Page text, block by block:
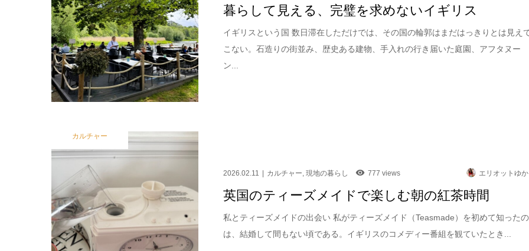
暮らして見える、完璧を求めないイギリス
イギリスという国 数日滞在しただけでは、その国の輪郭はまだはっきりとは見え
こない。石造りの街並み、歴史ある建物、手入れの行き届いた庭園、アフタヌー
ン...
カルチャー
2026.02.11 カルチャー ,現地の暮らし 777 views エリオットゆか
英国のティーズメイドで楽しむ朝の紅茶時間
私とティーズメイドの出会い 私がティーズメイド（Teasmade）を初めて知ったの
は、結婚して間もない頃である。イギリスのコメディー番組を観ていたとき...